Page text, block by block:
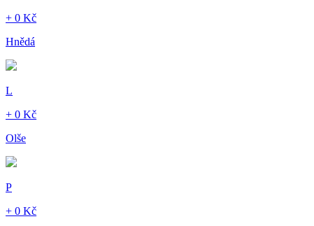
+ 0 Kč
Hnědá
L
+ 0 Kč
Olše
P
+ 0 Kč